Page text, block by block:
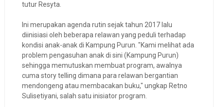
tutur Resyta.
Ini merupakan agenda rutin sejak tahun 2017 lalu
diinisiasi oleh beberapa relawan yang peduli terhadap
kondisi anak-anak di Kampung Purun. "Kami melihat ada
problem pengasuhan anak di sini (Kampung Purun)
sehingga memutuskan membuat program, awalnya
cuma story telling dimana para relawan bergantian
mendongeng atau membacakan buku," ungkap Retno
Sulisetiyani, salah satu inisiator program.